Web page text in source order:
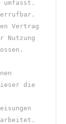
umfasst.
Vertrag
Nutzung
die